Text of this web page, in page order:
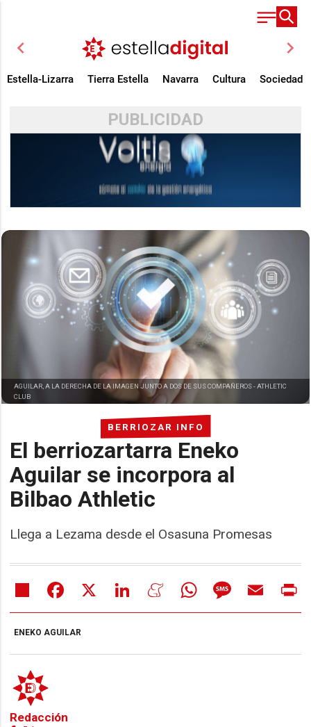
chevron_left chevron_right
Estella-Lizarra Tierra Estella Navarra Cultura Sociedad
PUBLICIDAD
BERRIOZAR INFO
El berriozartarra Eneko
Aguilar se incorpora al
Bilbao Athletic
Llega a Lezama desde el Osasuna Promesas
AGUILAR, A LA DERECHA DE LA IMAGEN JUNTO A DOS DE SUS COMPAÑEROS - ATHLETIC
CLUB
Share Facebook LinkedIn MeneameWhatsAppMessageEmail
ENEKO AGUILAR
Redacción